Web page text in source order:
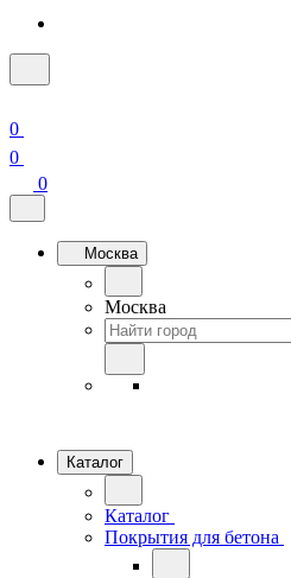
0
0
0
Москва
Москва
Каталог
Каталог
Покрытия для бетона